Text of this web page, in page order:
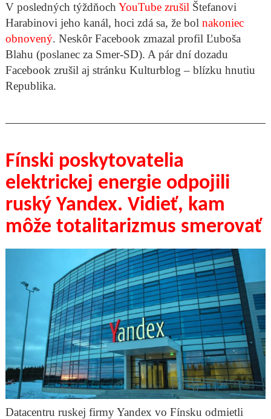
V posledných týždňoch YouTube zrušilŠtefanovi
Harabinovi jeho kanál, hoci zdá sa, že bol nakoniec
obnovený. Neskôr Facebook zmazal profil Ľuboša
Blahu (poslanec za Smer-SD). A pár dní dozadu
Facebook zrušil aj stránku Kulturblog – blízku hnutiu
Republika.
Fínski poskytovatelia
elektrickej energie odpojili
ruský Yandex. Vidieť, kam
môže totalitarizmus smerovať
Datacentru ruskej firmy Yandex vo Fínsku odmietli